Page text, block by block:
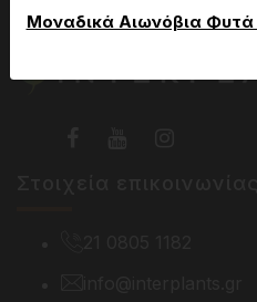
Μοναδικά Αιωνόβια Φυτά